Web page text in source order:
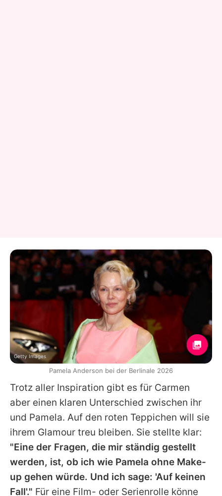
Trotz aller Inspiration gibt es für Carmen
aber einen klaren Unterschied zwischen ihr
und Pamela. Auf den roten Teppichen will sie
ihrem Glamour treu bleiben. Sie stellte klar:
"Eine der Fragen, die mir ständig gestellt
werden, ist, ob ich wie Pamela ohne Make-
up gehen würde. Und ich sage: 'Auf keinen
Fall'." Für eine Film- oder Serienrolle könne
Getty Images
Pamela Anderson bei der Berlinale 2026